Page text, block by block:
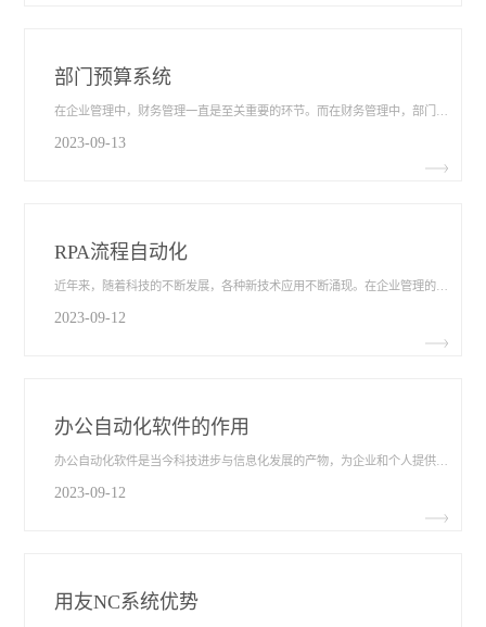
部门预算系统
2023-09-13
RPA流程自动化
近年来，随着科技的不断发展，各种新技术应用不断涌现。在企业管理的领域中，RPA流程自动化​技术成为了一种备受瞩目的创新工具。RPA（Robotic Process Automation）即机器人流程自动化，通过使用软件机器人模拟人类工作流程，快速、准确地自动执行重复性的机构操作。无论企业规模大小，都能从RPA流程自动化技术中获益，提高工作效率、减少人为错误，实现企业管理流程的优化、升级。
2023-09-12
办公自动化软件的作用
办公自动化软件是当今科技进步与信息化发展的产物，为企业和个人提供了更高效、更便捷的办公方式。办公自动化软件可以有效地提升工作效率，减少人为错误，加快信息传递和沟通效率，极大地改善工作环境和工作效果。本文将通过探讨办公自动化软件的作用​，来阐述其对工作效率的提升和企业发展的促进。
2023-09-12
用友NC系统优势